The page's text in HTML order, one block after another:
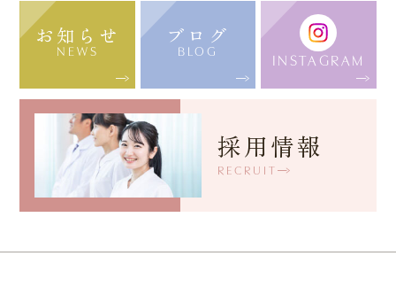
お知らせ
NEWS
ブログ
BLOG
INSTAGRAM
採用情報
RECRUIT